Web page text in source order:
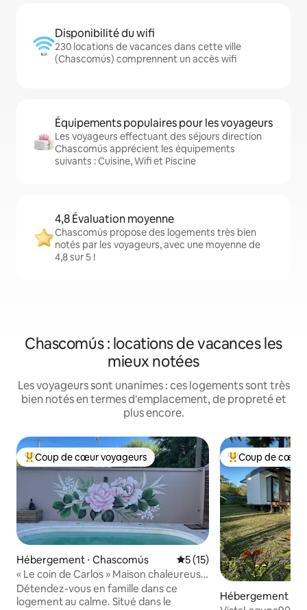
Disponibilité du wifi
230 locations de vacances dans cette ville
(Chascomús) comprennent un accès wifi
Équipements populaires pour les voyageurs
Les voyageurs effectuant des séjours direction
Chascomús apprécient les équipements
suivants : Cuisine, Wifi et Piscine
4,8 Évaluation moyenne
Chascomús propose des logements très bien
notés par les voyageurs, avec une moyenne de
4,8 sur 5 !
Chascomús : locations de vacances les
mieux notées
Les voyageurs sont unanimes : ces logements sont très
bien notés en termes d'emplacement, de propreté et
plus encore.
Coups de cœur voyageurs les plus appréciés
Coup de cœur voyageurs
Hébergement ⋅ Chascomús Évaluation moyenne sur la
5 (15)
« Le coin de Carlos » Maison chaleureuse
à Chascomús
Détendez-vous en famille dans ce
logement au calme. Situé dans le
Coups de cœur
Coup de cœur
Hébergement ⋅